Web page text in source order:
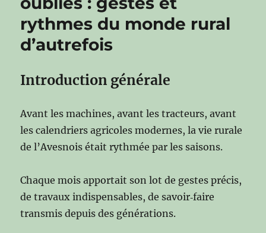
rythmes du monde rural
d’autrefois
Introduction générale
Avant les machines, avant les tracteurs, avant
les calendriers agricoles modernes, la vie rurale
de l’Avesnois était rythmée par les saisons.
Chaque mois apportait son lot de gestes précis,
de travaux indispensables, de savoir‑faire
transmis depuis des générations.